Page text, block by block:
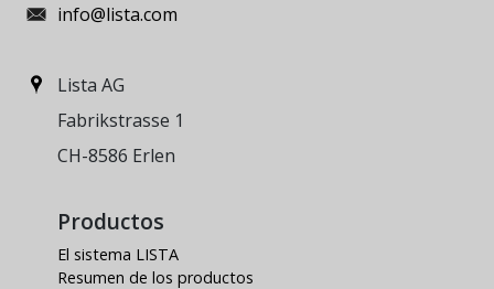
info@lista.com
Lista AG
Fabrikstrasse 1
CH-8586 Erlen
Productos
El sistema LISTA
Resumen de los productos